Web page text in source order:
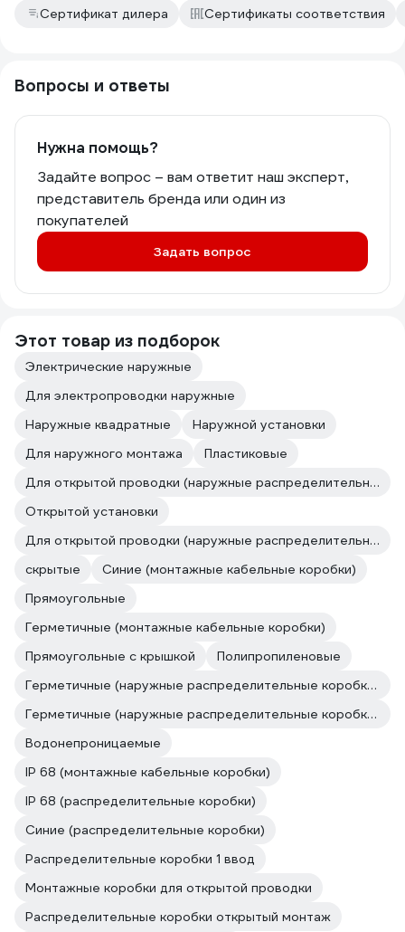
Сертификат дилера Сертификаты соответствия
Вопросы и ответы
Нужна помощь?
Задайте вопрос – вам ответит наш эксперт,
представитель бренда или один из
покупателей
Задать вопрос
Этот товар из подборок
Электрические наружные
Для электропроводки наружные
Наружные квадратные
Наружной установки
Для наружного монтажа
Пластиковые
Для открытой проводки (наружные распределительные коробки открытой установки)
Открытой установки
Для открытой проводки (наружные распределительные коробки открытой установки)
скрытые
Синие (монтажные кабельные коробки)
Прямоугольные
Герметичные (монтажные кабельные коробки)
Прямоугольные с крышкой
Полипропиленовые
Герметичные (наружные распределительные коробки открытой установки)
Герметичные (наружные распределительные коробки открытой установки)
Водонепроницаемые
IP 68 (монтажные кабельные коробки)
IP 68 (распределительные коробки)
Синие (распределительные коробки)
Распределительные коробки 1 ввод
Монтажные коробки для открытой проводки
Распределительные коробки открытый монтаж